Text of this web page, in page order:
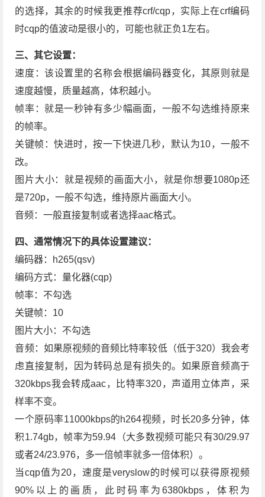
的选择，其余的时候我更推荐crf/cqp，实际上在crf编码
时cqp的值波动是很小的，可能也就正负1左右。
三、其它设置：
速度：该设置里的名称会根据编码器变化，其原则就是
速度越慢，质量越高，体积越小。
帧率：就是一秒钟有多少幅画面，一般不勾选维持原来
的帧率。
关键帧：快进时，按一下快进几秒，默认为10，一般不
改。
图片大小：就是视频的画面大小，就是你想要1080p还
是720p，一般不勾选，维持原片画面大小。
音频：一般直接复制或者选择aac格式。
四、通常情况下的具体设置建议：
编码器：h265(qsv)
编码方式：量化器(cqp)
帧率：不勾选
关键帧：10
图片大小：不勾选
音频：如果原视频的音频比特率较低（低于320）我会考
虑直接复制，因为转码总是有损失的。如果原音频高于
320kbps我会转成aac，比特率320，声道用立体声，采
样率不变。
一个原码率11000kbps的h264视频，时长20多分钟，体
积1.74gb，帧率为59.94（大多数视频可能只有30/29.97
或者24/23.976，多一倍帧率就多一倍体积）。
当cqp值为20，速度是veryslow的时候可以获得原视频
90%以上的画质，此时码率为6380kbps，体积为